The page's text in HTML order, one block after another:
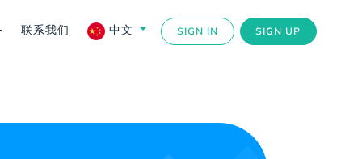
联系我们 中文 SIGN IN SIGN UP